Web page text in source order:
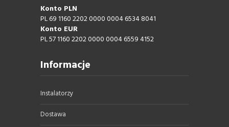
Konto PLN
PL 69 1160 2202 0000 0004 6534 8041
Konto EUR
PL 57 1160 2202 0000 0004 6559 4152
Informacje
Instalatorzy
Dostawa